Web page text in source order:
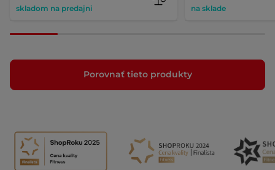
skladom na predajni
na sklade
Porovnať tieto produkty